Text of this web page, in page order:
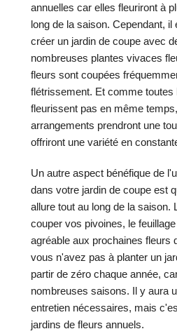
annuelles car elles fleuriront à
long de la saison. Cependant,
créer un jardin de coupe avec
nombreuses plantes vivaces
fleurs sont coupées
flétrissement. Et comme
fleurissent pas en même
arrangements prendront une
offriront une variété en
Un autre aspect bénéfique de
dans votre jardin de coupe est
allure tout au long de la saison.
couper vos pivoines, le
agréable aux prochaines fleurs
vous n'avez pas à planter un
partir de zéro chaque année,
nombreuses saisons. Il y aura
entretien nécessaires, mais
jardins de fleurs annuels.